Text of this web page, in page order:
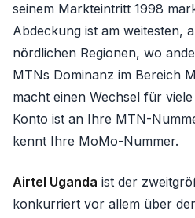
seinem Markteintritt 1998
Abdeckung ist am weitesten,
nördlichen Regionen, wo
MTNs Dominanz im Bereich
macht einen Wechsel für
Konto ist an Ihre MTN-
kennt Ihre MoMo-Nummer.
Airtel Uganda ist der
konkurriert vor allem über